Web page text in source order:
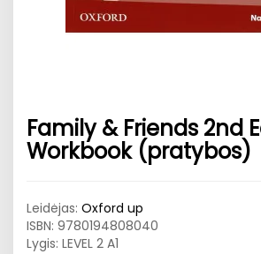
Family & Friends 2nd
Workbook (pratybos)
Leidėjas: Oxford up
ISBN: 9780194808040
Lygis: LEVEL 2 A1